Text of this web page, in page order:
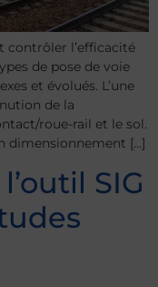
contrôler l’efficacité
de pose de voie
et évolués. L’une
de la
roue-rail et le sol.
dimensionnement […]
SIG